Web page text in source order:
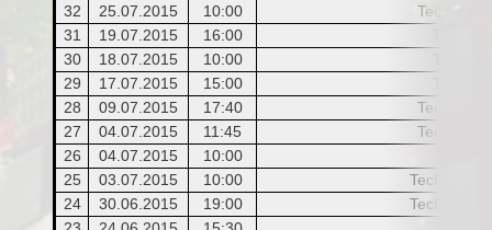
32
25.07.2015 10:00
31
19.07.2015 16:00
30
18.07.2015 10:00
29
17.07.2015 15:00
28
09.07.2015 17:40
27
04.07.2015 11:45
26
04.07.2015 10:00
25
03.07.2015 10:00
24
30.06.2015 19:00